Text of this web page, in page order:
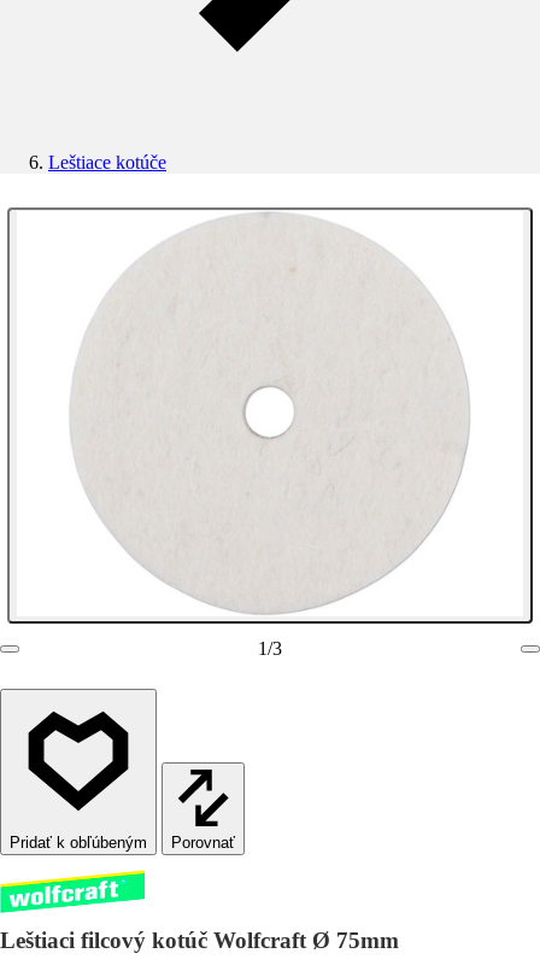
Leštiace kotúče
1/3
Porovnať
Leštiaci filcový kotúč Wolfcraft Ø 75mm